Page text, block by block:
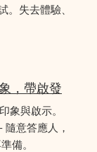
失去體驗、
，帶啟發
象與啟示。
意答應人，
備。